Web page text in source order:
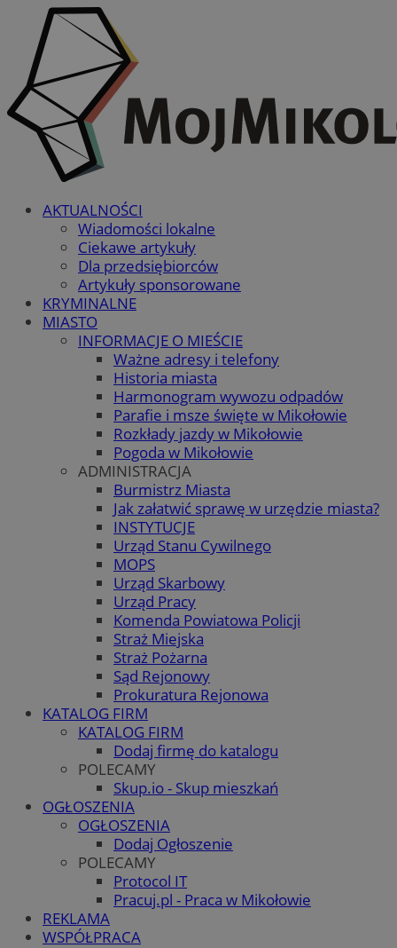
AKTUALNOŚCI
Wiadomości lokalne
Ciekawe artykuły
Dla przedsiębiorców
Artykuły sponsorowane
KRYMINALNE
MIASTO
INFORMACJE O MIEŚCIE
Ważne adresy i telefony
Historia miasta
Harmonogram wywozu odpadów
Parafie i msze święte w Mikołowie
Rozkłady jazdy w Mikołowie
Pogoda w Mikołowie
ADMINISTRACJA
Burmistrz Miasta
Jak załatwić sprawę w urzędzie miasta?
INSTYTUCJE
Urząd Stanu Cywilnego
MOPS
Urząd Skarbowy
Urząd Pracy
Komenda Powiatowa Policji
Straż Miejska
Straż Pożarna
Sąd Rejonowy
Prokuratura Rejonowa
KATALOG FIRM
KATALOG FIRM
Dodaj firmę do katalogu
POLECAMY
Skup.io - Skup mieszkań
OGŁOSZENIA
OGŁOSZENIA
Dodaj Ogłoszenie
POLECAMY
Protocol IT
Pracuj.pl - Praca w Mikołowie
REKLAMA
WSPÓŁPRACA